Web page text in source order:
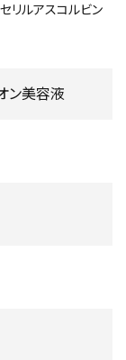
リルアスコルビン
ン美容液